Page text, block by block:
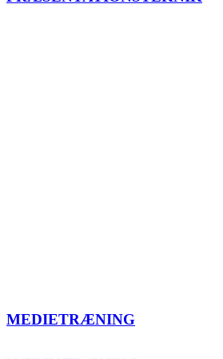
MEDIETRÆNING